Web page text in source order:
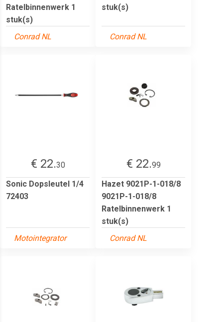
Ratelbinnenwerk 1
stuk(s)
Conrad NL
stuk(s)
Conrad NL
€ 22.30
Sonic Dopsleutel 1/4
72403
Motointegrator
€ 22.99
Hazet 9021P-1-018/8
9021P-1-018/8
Ratelbinnenwerk 1
stuk(s)
Conrad NL